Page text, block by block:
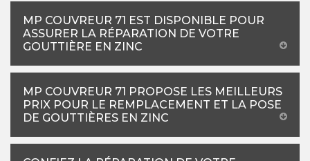
MP COUVREUR 71 EST DISPONIBLE POUR
ASSURER LA RÉPARATION DE VOTRE
GOUTTIÈRE EN ZINC
MP COUVREUR 71 PROPOSE LES MEILLEURS
PRIX POUR LE REMPLACEMENT ET LA POSE
DE GOUTTIÈRES EN ZINC